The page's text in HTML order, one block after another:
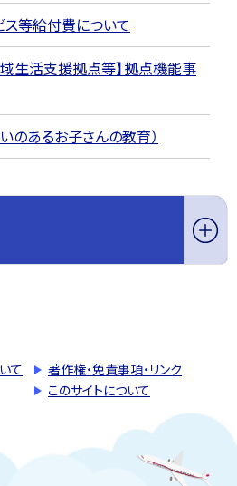
等給付費について
生活支援拠点等】拠点機能事
のあるお子さんの教育）
て
著作権・免責事項・リンク
このサイトについて